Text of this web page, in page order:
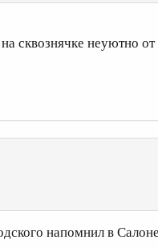
сквознячке неуютно
напомнил в